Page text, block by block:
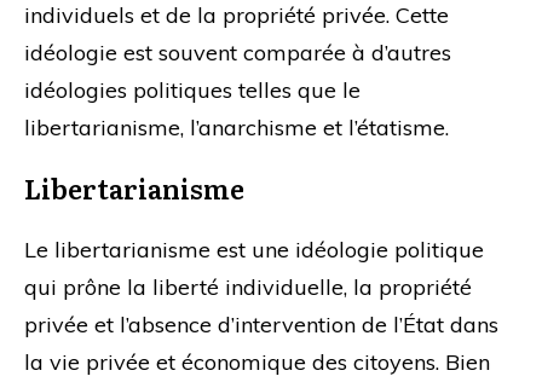
individuels et de la propriété privée. Cette
idéologie est souvent comparée à d’autres
idéologies politiques telles que le
libertarianisme, l’anarchisme et l’étatisme.
Libertarianisme
Le libertarianisme est une idéologie politique
qui prône la liberté individuelle, la propriété
privée et l’absence d’intervention de l’État dans
la vie privée et économique des citoyens. Bien